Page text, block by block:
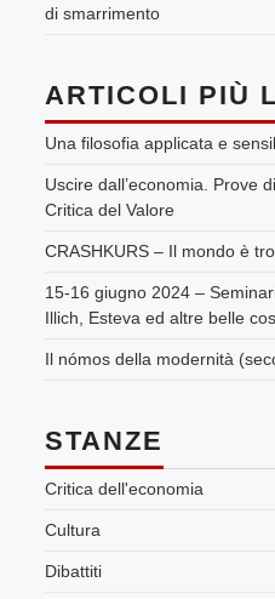
di smarrimento
ARTICOLI PIÙ
Una filosofia applicata e
Uscire dall’economia. Prove
Critica del Valore
CRASHKURS – Il mondo è
15-16 giugno 2024 –
Illich, Esteva ed altre belle
Il nómos della modernità
STANZE
Critica dell'economia
Cultura
Dibattiti